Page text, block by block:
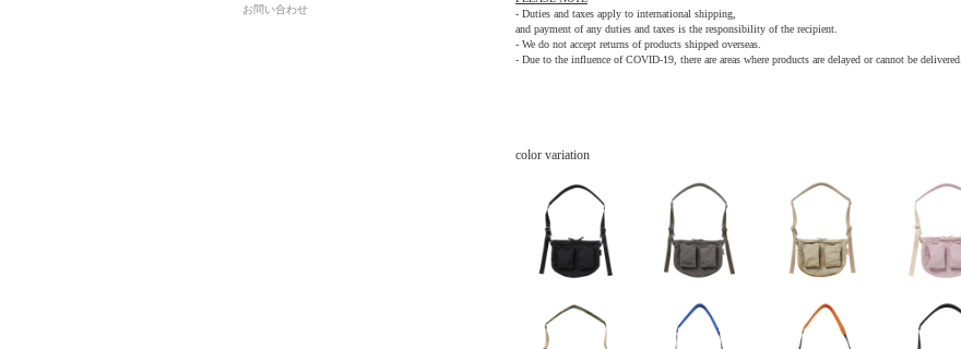
- Duties and taxes apply to international shipping,
and payment of any duties and taxes is the responsibility of the recipient.
- We do not accept returns of products shipped overseas.
- Due to the influence of COVID-19, there are areas where products are delayed or cannot be delivered.
color variation
お問い合わせ